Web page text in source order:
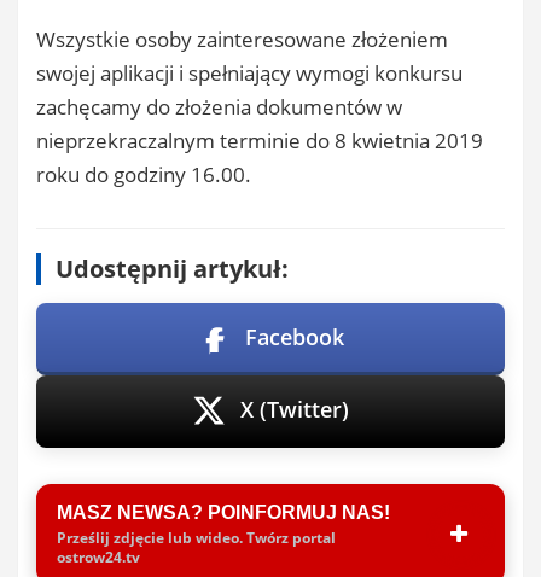
Wszystkie osoby zainteresowane złożeniem
swojej aplikacji i spełniający wymogi konkursu
zachęcamy do złożenia dokumentów w
nieprzekraczalnym terminie do 8 kwietnia 2019
roku do godziny 16.00.
Udostępnij artykuł:
Facebook
X (Twitter)
MASZ NEWSA? POINFORMUJ NAS!
Prześlij zdjęcie lub wideo. Twórz portal
ostrow24.tv